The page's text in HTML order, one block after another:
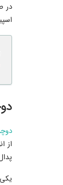
در
از